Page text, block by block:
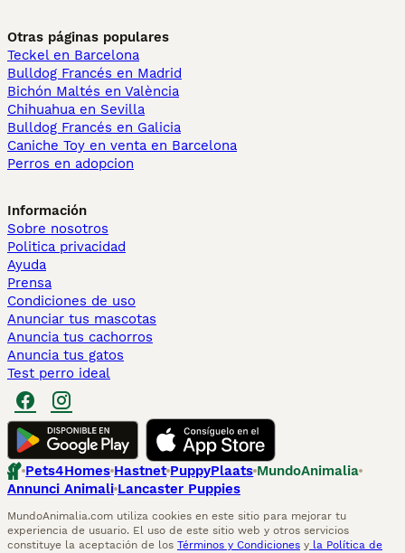
Otras páginas populares
Teckel en Barcelona
Bulldog Francés en Madrid
Bichón Maltés en València
Chihuahua en Sevilla
Bulldog Francés en Galicia
Caniche Toy en venta en Barcelona
Perros en adopcion
Información
Sobre nosotros
Politica privacidad
Ayuda
Prensa
Condiciones de uso
Anunciar tus mascotas
Anuncia tus cachorros
Anuncia tus gatos
Test perro ideal
Pets4Homes Hastnet PuppyPlaats MundoAnimalia
Annunci Animali Lancaster Puppies
MundoAnimalia.com utiliza cookies en este sitio para mejorar tu
experiencia de usuario. El uso de este sitio web y otros servicios
constituye la aceptación de los Términos y Condiciones y la Política de